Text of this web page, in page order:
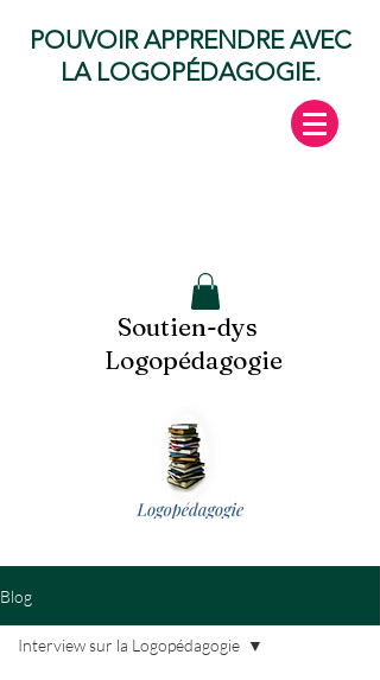
POUVOIR APPRENDRE AVEC
LA LOGOPÉDAGOGIE.
Soutien-dys
Logopédagogie
Blog
Interview sur la Logopédagogie